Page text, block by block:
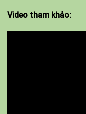
Video tham khảo: